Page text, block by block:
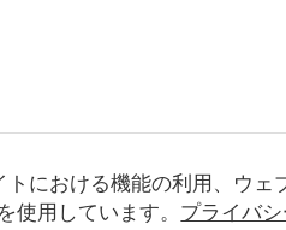
における機能の利用、ウ
使用しています。 プライバ